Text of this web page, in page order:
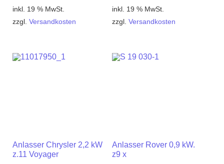
inkl. 19 % MwSt.
zzgl. Versandkosten
inkl. 19 % MwSt.
zzgl. Versandkosten
Anlasser Chrysler 2,2 kW
z.11 Voyager
Anlasser Rover 0,9 kW.
z9 x